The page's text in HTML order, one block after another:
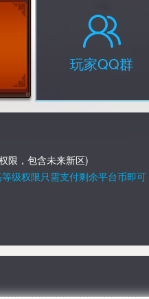
玩家QQ群
限，包含未来新区)
级权限只需支付剩余平台币即可